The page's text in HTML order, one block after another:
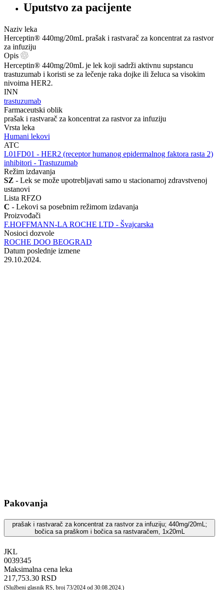
Uputstvo za pacijente
Naziv leka
Herceptin® 440mg/20mL prašak i rastvarač za koncentrat za rastvor
za infuziju
Opis
Herceptin® 440mg/20mL je lek koji sadrži aktivnu supstancu
trastuzumab i koristi se za lečenje raka dojke ili želuca sa visokim
nivoima HER2.
INN
trastuzumab
Farmaceutski oblik
prašak i rastvarač za koncentrat za rastvor za infuziju
Vrsta leka
Humani lekovi
ATC
‍L01FD01 - HER2 (receptor humanog epidermalnog faktora rasta 2)
inhibitori - Trastuzumab
Režim izdavanja
SZ - Lek se može upotrebljavati samo u stacionarnoj zdravstvenoj
ustanovi
Lista RFZO
C - Lekovi sa posebnim režimom izdavanja
Proizvođači
F.HOFFMANN-LA ROCHE LTD - Švajcarska
Nosioci dozvole
ROCHE DOO BEOGRAD
Datum poslednje izmene
29.10.2024.
Pakovanja
prašak i rastvarač za koncentrat za rastvor za infuziju; 440mg/20mL;
bočica sa praškom i bočica sa rastvaračem, 1x20mL
JKL
‍0039345
Maksimalna cena leka
217,753.30 RSD
(Službeni glasnik RS, broj 73/2024 od 30.08.2024.)